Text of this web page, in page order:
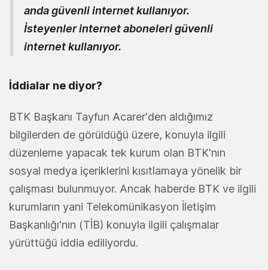
anda güvenli internet kullanıyor.
İsteyenler internet aboneleri güvenli
internet kullanıyor.
İddialar ne diyor?
BTK Başkanı Tayfun Acarer'den aldığımız
bilgilerden de görüldüğü üzere, konuyla ilgili
düzenleme yapacak tek kurum olan BTK'nın
sosyal medya içeriklerini kısıtlamaya yönelik bir
çalışması bulunmuyor. Ancak haberde BTK ve ilgili
kurumların yani Telekomünikasyon İletişim
Başkanlığı'nın (TİB) konuyla ilgili çalışmalar
yürüttüğü iddia ediliyordu.